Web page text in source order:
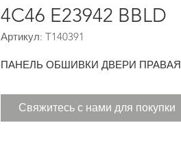
4C46 E23942 BBLD
Артикул: T140391
ПАНЕЛЬ ОБШИВКИ ДВЕРИ ПРАВАЯ
Свяжитесь с нами для покупки